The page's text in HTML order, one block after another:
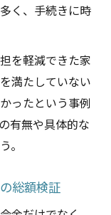
く、手続きに時
を軽減できた家
満たしていない
ったという事例
有無や具体的な
。
総額検証